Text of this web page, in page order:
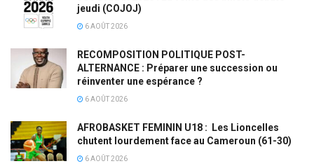
jeudi (COJOJ)
6 AOÛT 2026
RECOMPOSITION POLITIQUE POST-
ALTERNANCE : Préparer une succession ou
réinventer une espérance ?
6 AOÛT 2026
AFROBASKET FEMININ U18 : Les Lioncelles
chutent lourdement face au Cameroun (61-30)
6 AOÛT 2026